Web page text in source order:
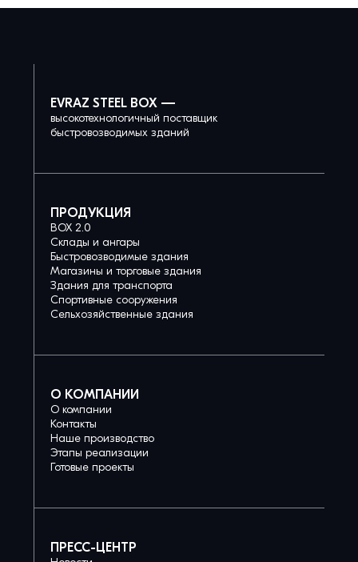
EVRAZ STEEL BOX —
высокотехнологичный поставщик
быстровозводимых зданий
ПРОДУКЦИЯ
BOX 2.0
Склады и ангары
Быстровозводимые здания
Магазины и торговые здания
Здания для транспорта
Спортивные сооружения
Сельхозяйственные здания
О КОМПАНИИ
О компании
Контакты
Наше производство
Этапы реализации
Готовые проекты
ПРЕСС-ЦЕНТР